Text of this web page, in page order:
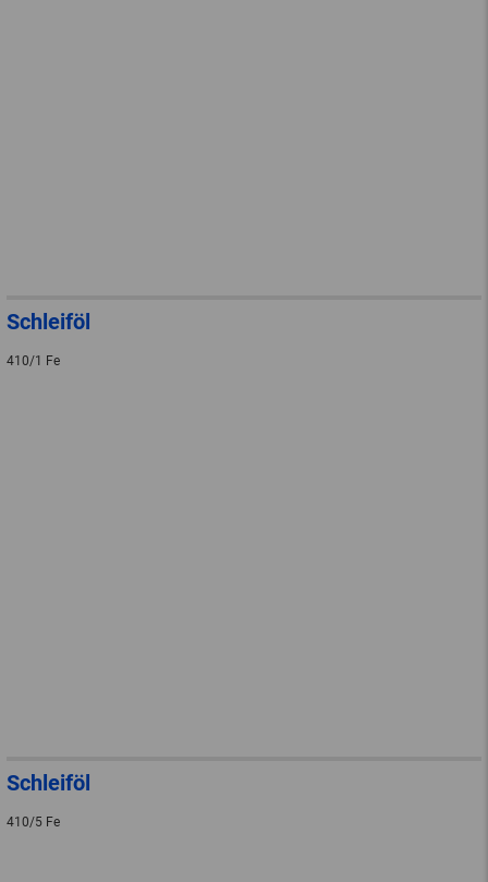
Schleiföl
410/1 Fe
Schleiföl
410/5 Fe